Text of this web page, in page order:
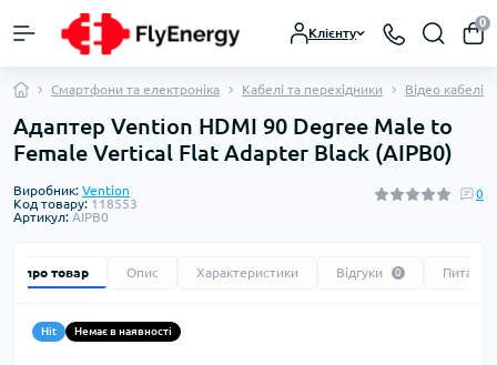
Клієнту
0
Смартфони та електроніка Кабелі та перехідники Відео кабелі
Адаптер Vention HDMI 90 Degree Male to
Female Vertical Flat Adapter Black (AIPB0)
Виробник: Vention
Код товару: 118553
Артикул: AIPB0
0
про товар Опис Характеристики Відгуки 0 Питання
Hit Немає в наявності